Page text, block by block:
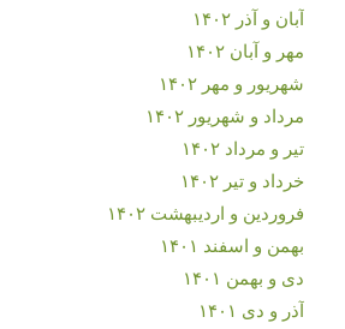
آبان و آذر ۱۴۰۲
مهر و آبان ۱۴۰۲
شهریور و مهر ۱۴۰۲
مرداد و شهریور ۱۴۰۲
تیر و مرداد ۱۴۰۲
خرداد و تیر ۱۴۰۲
فروردین و اردیبهشت ۱۴۰۲
بهمن و اسفند ۱۴۰۱
دی و بهمن ۱۴۰۱
آذر و دی ۱۴۰۱